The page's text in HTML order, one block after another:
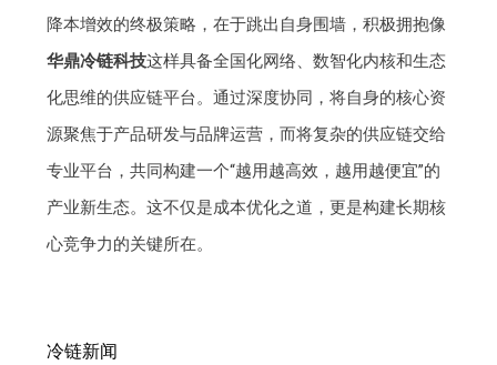
降本增效的终极策略，在于跳出自身围墙，积极拥抱像
华鼎冷链科技这样具备全国化网络、数智化内核和生态
化思维的供应链平台。通过深度协同，将自身的核心资
源聚焦于产品研发与品牌运营，而将复杂的供应链交给
专业平台，共同构建一个“越用越高效，越用越便宜”的
产业新生态。这不仅是成本优化之道，更是构建长期核
心竞争力的关键所在。
冷链新闻